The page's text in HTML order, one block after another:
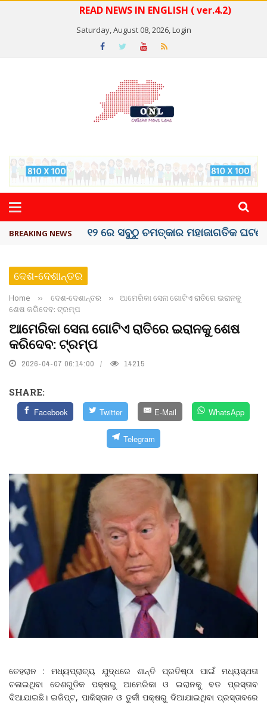
READ NEWS IN ENGLISH ( ver.4.2)
Saturday, August 08, 2026,Login
BREAKING NEWS କେରଳରେ ‘ରାଟ୍ ଫିଭର୍’ ଆତଙ୍କ, ୫୮ ମୃତ
ଦେଶ-ଦେଶାନ୍ତର
Home ›› ଦେଶ-ଦେଶାନ୍ତର ››
ଆମେରିକା ସେନା ଗୋଟିଏ ରାତିରେ ଇରାନକୁ
ଶେଷ କରିଦେବ: ଟ୍ରମ୍ପ
ଆମେରିକା ସେନା ଗୋଟିଏ ରାତିରେ ଇରାନକୁ ଶେଷ
କରିଦେବ: ଟ୍ରମ୍ପ
2026-04-07 06:14:00 14215
SHARE:
Facebook Twitter E-Mail WhatsApp
Telegram
ତେହରାନ : ମଧ୍ୟପ୍ରାଚ୍ୟ ଯୁଦ୍ଧରେ ଶାନ୍ତି ପ୍ରତିଷ୍ଠା ପାଇଁ ମଧ୍ୟସ୍ଥତା
ଚଳାଇଥିବା ଦେଶଗୁଡିକ ପକ୍ଷରୁ ଆମେରିକା ଓ ଇରାନକୁ ବଡ ପ୍ରସ୍ତାବ
ଦିଆଯାଇଛି। ଇଜିପ୍ଟ, ପାକିସ୍ତାନ ଓ ତୁର୍କୀ ପକ୍ଷରୁ ଦିଆଯାଇଥିବା ପ୍ରସ୍ତାବରେ